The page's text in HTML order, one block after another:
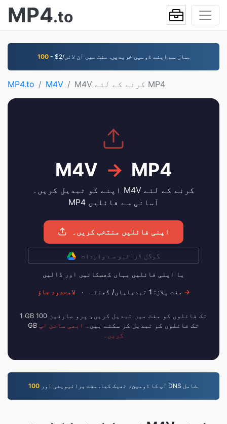
MP4.to
100 - $2/سال سے اپنے ڈومین خریدیں. منٹ میں آن لائن.
MP4.to M4V M4V کرنے کے لئے MP4
M4V → MP4
اپنے کو تبدیل کریں۔ M4V کرنے کے لئے
MP4 آسانی سے فائلیں
اپنی فائلیں منتخب کریں۔
گوگل ڈرائیو سے واردات
یا اپنی فائلیں یہاں کھسکائیں اور ڈالیں
مفت پلان: 1 تبدیلیاں/ گھنٹہ · لامحدود جاؤ →
1 GB تک فائلوں کو مفت میں تبدیل کریں، پرو صارفین 100
GB تک فائلوں کو تبدیل کر سکتے ہیں۔
ابھی سائن اپ
کریں۔
100 آپ کا ڈومین، ٹھیک کیا. مفت پرائیویٹی اور DNS شامل.